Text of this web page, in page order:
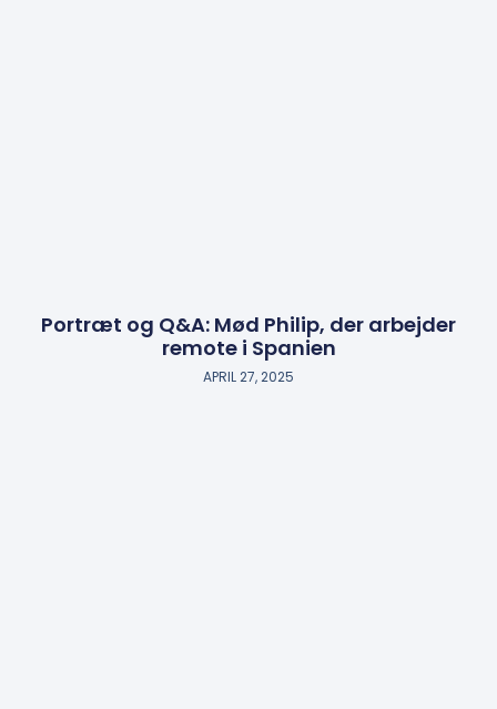
Portræt og Q&A: Mød Philip, der arbejder
remote i Spanien
APRIL 27, 2025